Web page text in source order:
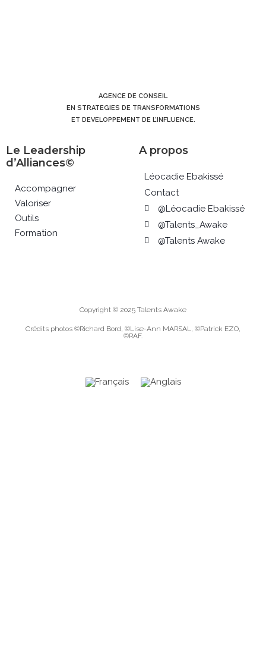
AGENCE DE CONSEIL
EN STRATEGIES DE TRANSFORMATIONS
ET DEVELOPPEMENT DE L’INFLUENCE.
Le Leadership
d’Alliances©
Accompagner
Valoriser
Outils
Formation
A propos
Léocadie Ebakissé
Contact
@Léocadie Ebakissé
@Talents_Awake
@Talents Awake
Copyright © 2025 Talents Awake
Crédits photos ©Richard Bord, ©Lise-Ann MARSAL, ©Patrick EZO,
©RAF.